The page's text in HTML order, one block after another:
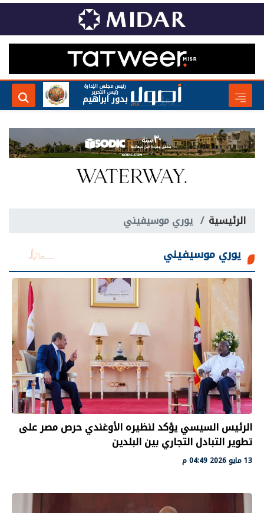
رئيس مجلس الإدارة
رئيس التحرير
بدور ابراهيم
الرئيسية يوري موسيفيني
يوري موسيفيني
الرئيس السيسي يؤكد لنظيره الأوغندي حرص مصر على
تطوير التبادل التجاري بين البلدين
13 مايو 2026 04:49 م